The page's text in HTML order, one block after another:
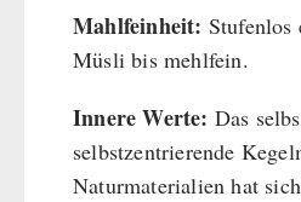
Schutzraum-Ausrüstung
Mahlfeinheit: Stufenlos
Müsli bis mehlfein.
Innere Werte: Das
selbstzentrierende
Naturmaterialien hat